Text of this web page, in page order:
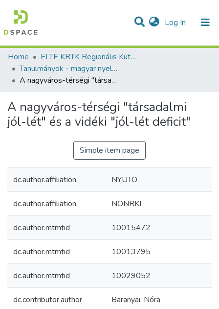
Log In (current)
Communities & Collections
Statistics
All of DSpace
Home
ELTE KRTK Regionális Kutatások Intézete
Tanulmányok - magyar nyelvű (RKI)
A nagyváros-térségi "társadalmi jól-lét" és a vidéki "jól-lét deficit"
A nagyváros-térségi "társadalmi
jól-lét" és a vidéki "jól-lét deficit"
Simple item page
dc.author.affiliation NYUTO
dc.author.affiliation NONRKI
dc.author.mtmtid 10015472
dc.author.mtmtid 10013795
dc.author.mtmtid 10029052
dc.contributor.author Baranyai, Nóra